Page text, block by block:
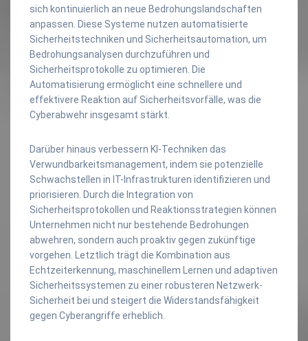
sich kontinuierlich an neue Bedrohungslandschaften
anpassen. Diese Systeme nutzen automatisierte
Sicherheitstechniken und Sicherheitsautomation, um
Bedrohungsanalysen durchzuführen und
Sicherheitsprotokolle zu optimieren. Die
Automatisierung ermöglicht eine schnellere und
effektivere Reaktion auf Sicherheitsvorfälle, was die
Cyberabwehr insgesamt stärkt.
Darüber hinaus verbessern KI-Techniken das
Verwundbarkeitsmanagement, indem sie potenzielle
Schwachstellen in IT-Infrastrukturen identifizieren und
priorisieren. Durch die Integration von
Sicherheitsprotokollen und Reaktionsstrategien können
Unternehmen nicht nur bestehende Bedrohungen
abwehren, sondern auch proaktiv gegen zukünftige
vorgehen. Letztlich trägt die Kombination aus
Echtzeiterkennung, maschinellem Lernen und adaptiven
Sicherheitssystemen zu einer robusteren Netzwerk-
Sicherheit bei und steigert die Widerstandsfähigkeit
gegen Cyberangriffe erheblich.